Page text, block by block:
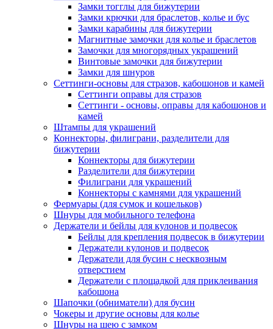
Замки тогглы для бижутерии
Замки крючки для браслетов, колье и бус
Замки карабины для бижутерии
Магнитные замочки для колье и браслетов
Замочки для многорядных украшений
Винтовые замочки для бижутерии
Замки для шнуров
Сеттинги-основы для стразов, кабошонов и камей
Сеттинги оправы для стразов
Сеттинги - основы, оправы для кабошонов и
камей
Штампы для украшений
Коннекторы, филиграни, разделители для
бижутерии
Коннекторы для бижутерии
Разделители для бижутерии
Филиграни для украшений
Коннекторы с камнями для украшений
Фермуары (для сумок и кошельков)
Шнуры для мобильного телефона
Держатели и бейлы для кулонов и подвесок
Бейлы для крепления подвесок в бижутерии
Держатели кулонов и подвесок
Держатели для бусин с несквозным
отверстием
Держатели с площадкой для приклеивания
кабошона
Шапочки (обниматели) для бусин
Чокеры и другие основы для колье
Шнуры на шею с замком